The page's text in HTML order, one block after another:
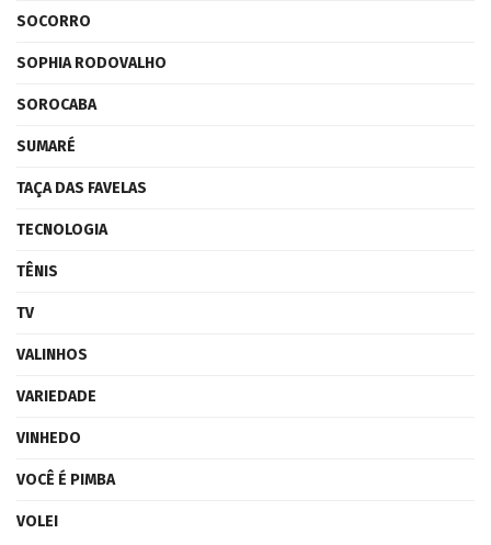
SOCORRO
SOPHIA RODOVALHO
SOROCABA
SUMARÉ
TAÇA DAS FAVELAS
TECNOLOGIA
TÊNIS
TV
VALINHOS
VARIEDADE
VINHEDO
VOCÊ É PIMBA
VOLEI